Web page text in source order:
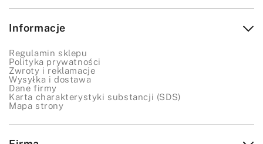
Informacje
Regulamin sklepu
Polityka prywatności
Zwroty i reklamacje
Wysyłka i dostawa
Dane firmy
Karta charakterystyki substancji (SDS)
Mapa strony